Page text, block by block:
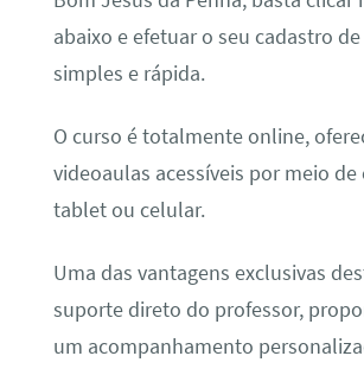
abaixo e efetuar o seu cadastro
simples e rápida.
O curso é totalmente online,
videoaulas acessíveis por meio
tablet ou celular.
Uma das vantagens exclusivas
suporte direto do professor,
um acompanhamento